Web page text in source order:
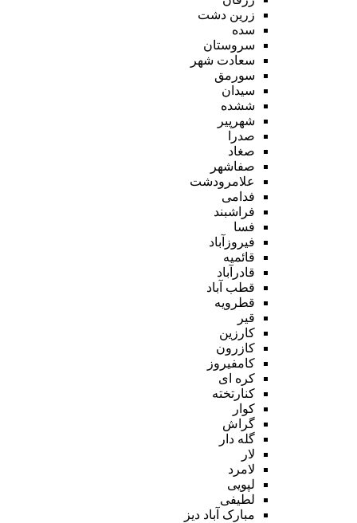
زرین دشت
سده
سروستان
سعادت شهر
سورمق
سیدان
ششده
شهرپیر
صدرا
صغاد
صفاشهر
علامرودشت
فدامی
فراشبند
فسا
فیروزآباد
قائمیه
قادرآباد
قطب آباد
قطرویه
قیر
کارزین
کازرون
کامفیروز
کره ای
کنارتخته
کوار
گراش
گله دار
لار
لامرد
لپویی
لطیفی
مبارک آباد دیز